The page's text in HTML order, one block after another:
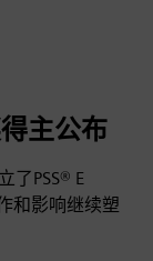
主公布
了PSS® E
和影响继续塑